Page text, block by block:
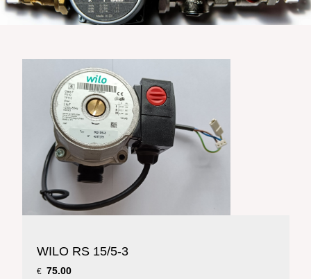
WILO RS 15/5-3
€ 75.00